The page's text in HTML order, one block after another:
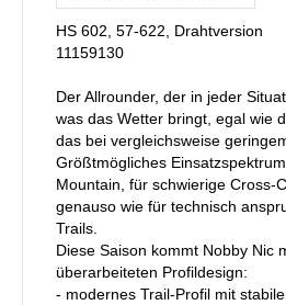
HS 602, 57-622, Drahtversion
11159130
Der Allrounder, der in jeder
was das Wetter bringt, egal wie
das bei vergleichsweise
Größtmögliches
Mountain, für schwierige Cross-
genauso wie für technisch
Trails.
Diese Saison kommt Nobby Nic
überarbeiteten Profildesign:
- modernes Trail-Profil mit